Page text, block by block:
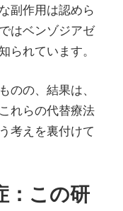
副作用は認めら
はベンゾジアゼ
られています。
の、結果は、
れらの代替療法
考えを裏付けて
：この研